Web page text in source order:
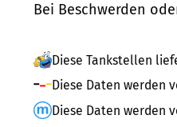
Bei Beschwerden
Diese Tankstellen
Diese Daten werden
Diese Daten werden